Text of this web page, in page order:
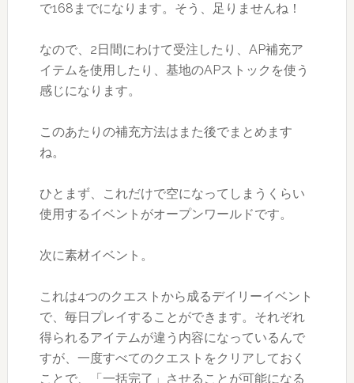
で168までになります。そう、足りませんね！
なので、2日間にわけて受注したり、AP補充ア
イテムを使用したり、基地のAPストックを使う
感じになります。
このあたりの補充方法はまた後でまとめます
ね。
ひとまず、これだけで空になってしまうくらい
使用するイベントがオープンワールドです。
次に素材イベント。
これは4つのクエストから成るデイリーイベント
で、毎日プレイすることができます。それぞれ
得られるアイテムが違う内容になっているんで
すが、一度すべてのクエストをクリアしておく
ことで、「一括完了」させることが可能になる